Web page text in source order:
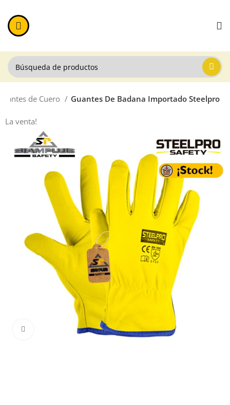
de Cuero Guantes De Badana Importado Steelpro
La venta!
Haga Click para agrandar